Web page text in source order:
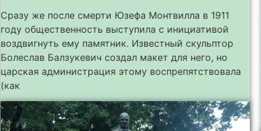
Сразу же после смерти Юзефа Монтвилла в 1911
году общественность выступила с инициативой
воздвигнуть ему памятник. Известный скульптор
Болеслав Балзукевич создал макет для него, но
царская администрация этому воспрепятствовала
(как